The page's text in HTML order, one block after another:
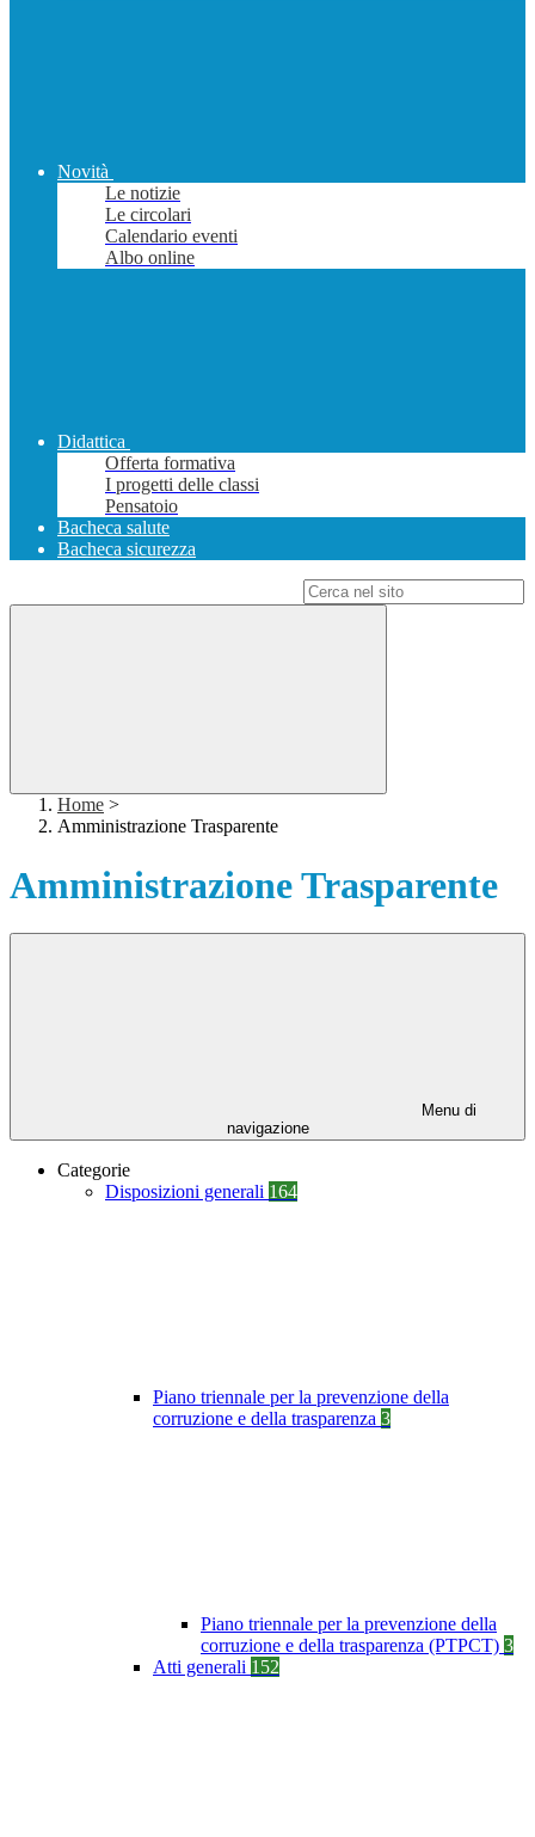
Novità
Le notizie
Le circolari
Calendario eventi
Albo online
Didattica
Offerta formativa
I progetti delle classi
Pensatoio
Bacheca salute
Bacheca sicurezza
Home >
Amministrazione Trasparente
Amministrazione Trasparente
Menu di
navigazione
Categorie
Disposizioni generali 164
Piano triennale per la prevenzione della
corruzione e della trasparenza 3
Piano triennale per la prevenzione della
corruzione e della trasparenza (PTPCT) 3
Atti generali 152